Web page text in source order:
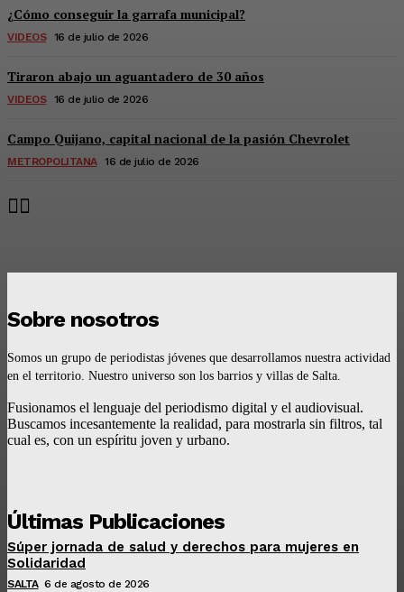
¿Cómo conseguir la garrafa municipal?
VIDEOS 16 de julio de 2026
Tiraron abajo un aguantadero de 30 años
VIDEOS 16 de julio de 2026
Campo Quijano, capital nacional de la pasión Chevrolet
METROPOLITANA 16 de julio de 2026
Sobre nosotros
Somos un grupo de periodistas jóvenes que desarrollamos nuestra actividad
en el territorio. Nuestro universo son los barrios y villas de Salta.
Fusionamos el lenguaje del periodismo digital y el audiovisual.
Buscamos incesantemente la realidad, para mostrarla sin filtros, tal
cual es, con un espíritu joven y urbano.
Últimas Publicaciones
Súper jornada de salud y derechos para mujeres en
Solidaridad
SALTA 6 de agosto de 2026